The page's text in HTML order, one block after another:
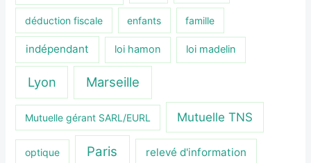
déduction fiscale enfants famille
indépendant loi hamon loi madelin
Lyon Marseille
Mutuelle gérant SARL/EURL Mutuelle TNS
optique Paris relevé d'information